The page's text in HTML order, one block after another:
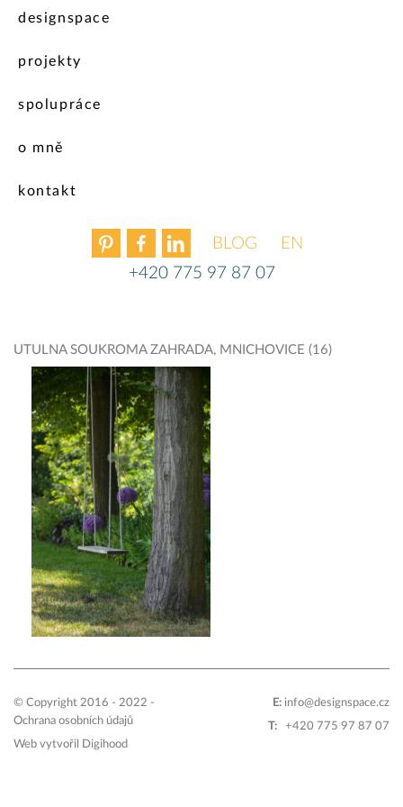
BLOGENGLISH
+420 775 97 87 07
designspace
projekty
spolupráce
o mně
kontakt
UTULNA SOUKROMA ZAHRADA, MNICHOVICE (16)
© Copyright 2016 - 2022 -
Ochrana osobních údajů
Web vytvořil
Digihood
E: info@designspace.cz
T:
+420 775 97 87 07